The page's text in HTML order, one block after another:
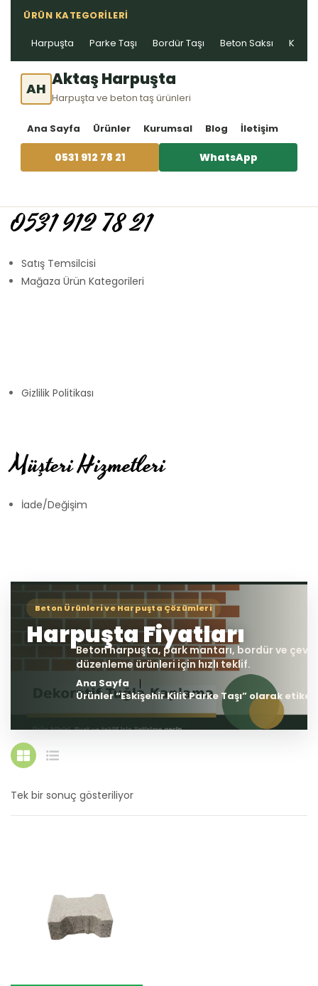
ÜRÜN KATEGORILERI
Harpuşta Parke Taşı Bordür Taşı Beton Saksı Kablo
AH Aktaş Harpuşta
Harpuşta ve beton taş ürünleri
Ana Sayfa Ürünler Kurumsal Blog İletişim
0531 912 78 21 WhatsApp
0531 912 78 21
Satış Temsilcisi
Mağaza Ürün Kategorileri
Gizlilik Politikası
Müşteri Hizmetleri
İade/Değişim
Ana Sayfa
Ürünler “Eskişehir Kilit Parke Taşı” olarak
Tek bir sonuç gösteriliyor